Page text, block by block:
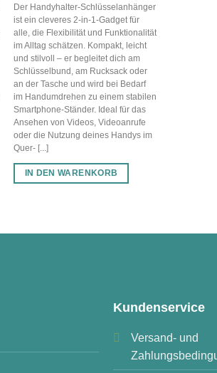
Der Handyhalter-Schlüsselanhänger
ist ein cleveres 2-in-1-Gadget für
alle, die Flexibilität und Funktionalität
im Alltag schätzen. Kompakt, leicht
und stilvoll – er begleitet dich am
Schlüsselbund, am Rucksack oder
an der Tasche und wird bei Bedarf
im Handumdrehen zu einem stabilen
Smartphone-Ständer. Ideal für das
Ansehen von Videos, Videoanrufe
oder die Nutzung deines Handys im
Quer- [...]
IN DEN WARENKORB
Kundenservice
Versand- und